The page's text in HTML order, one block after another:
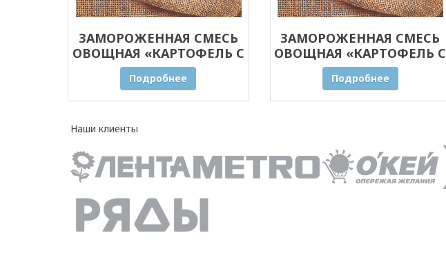
ЗАМОРОЖЕННАЯ СМЕСЬ
ОВОЩНАЯ «КАРТОФЕЛЬ С
ГРИБАМИ» ОПТОМ 30 КГ
Подробнее
ЗАМОРОЖЕННАЯ СМЕСЬ
ОВОЩНАЯ «КАРТОФЕЛЬ С
ГРИБАМИ» ОПТОМ 20 КГ
Подробнее
Наши клиенты